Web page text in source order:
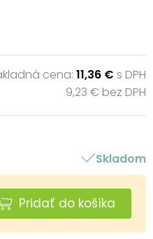
cena: 11,36 € s DPH
9,23 € bez DPH
Skladom
Pridať do košíka